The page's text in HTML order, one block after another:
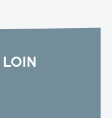
LOIN